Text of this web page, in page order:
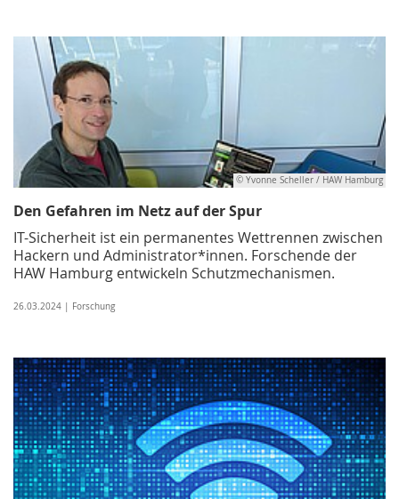
© Yvonne Scheller / HAW Hamburg
Den Gefahren im Netz auf der Spur
IT-Sicherheit ist ein permanentes Wettrennen zwischen
Hackern und Administrator*innen. Forschende der
HAW Hamburg entwickeln Schutzmechanismen.
26.03.2024 | Forschung